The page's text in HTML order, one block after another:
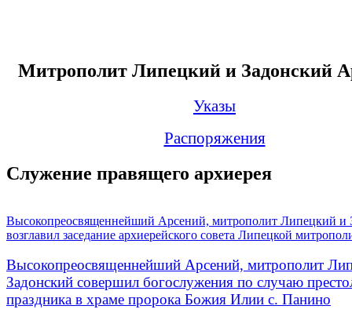
Митрополит Липецкий и Задонский
Указы
Распоряжения
Служение правящего архиерея
Высокопреосвященнейший Арсений, митрополит Липецкий и
возглавил заседание архиерейского совета Липецкой
Высокопреосвященнейший Арсений, митрополит
Задонский совершил богослужения по случаю
праздника в храме пророка Божия Илии с. Панино